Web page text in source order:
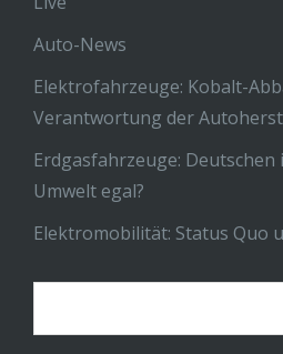
Auto-News
Elektrofahrzeuge: Kobalt-
Verantwortung der
Erdgasfahrzeuge:
Umwelt egal?
Elektromobilität: Status Quo